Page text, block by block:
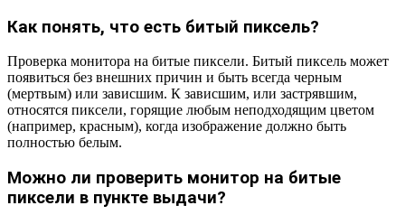
Как понять, что есть битый пиксель?
Проверка монитора на битые пиксели. Битый пиксель может
появиться без внешних причин и быть всегда черным
(мертвым) или зависшим. К зависшим, или застрявшим,
относятся пиксели, горящие любым неподходящим цветом
(например, красным), когда изображение должно быть
полностью белым.
Можно ли проверить монитор на битые
пиксели в пункте выдачи?